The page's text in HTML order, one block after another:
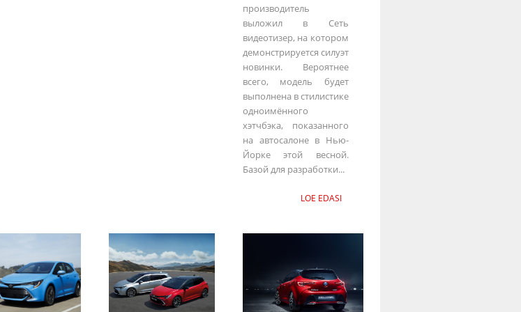
производитель
выложил в Сеть
видеотизер, на котором
демонстрируется силуэт
новинки. Вероятнее
всего, модель будет
выполнена в стилистике
одноимённого
хэтчбэка, показанного
на автосалоне в Нью-
Йорке этой весной.
Базой для разработки...
LOE EDASI